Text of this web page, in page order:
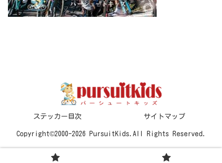
ステッカー目次 サイトマップ
Copyright©2000-2026 PursuitKids.All Rights Reserved.